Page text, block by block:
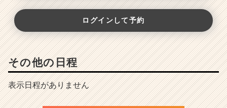
ログインして予約
その他の日程
表示日程がありません